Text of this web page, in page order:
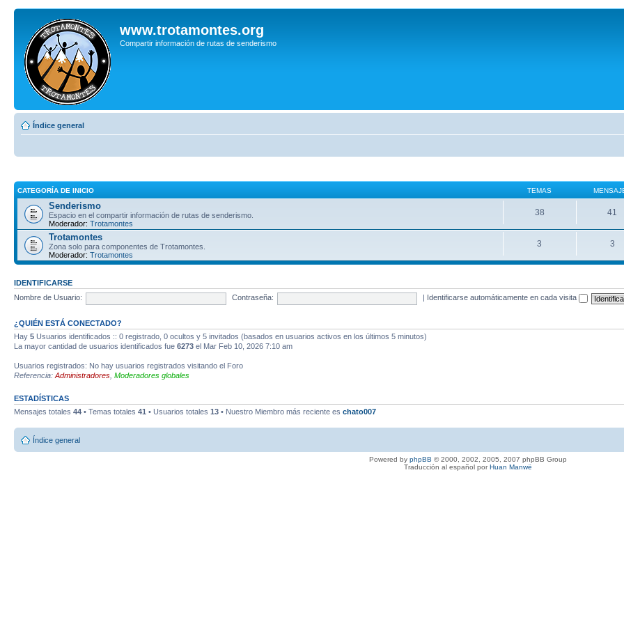
www.trotamontes.org
Compartir información de rutas de senderismo
Índice general
CATEGORÍA DE INICIO TEMAS
Senderismo
Espacio en el compartir información de rutas de senderismo.
Moderador: Trotamontes
38 41
Trotamontes
Zona solo para componentes de Trotamontes.
Moderador: Trotamontes
3 3
IDENTIFICARSE
Nombre de Usuario:
Contraseña: Identificarse automáticamente en cada visita
¿QUIÉN ESTÁ CONECTADO?
Hay 5 Usuarios identificados :: 0 registrado, 0 ocultos y 5 invitados (basados en usuarios activos en los últimos 5 minutos)
La mayor cantidad de usuarios identificados fue 6273 el Mar Feb 10, 2026 7:10 am
Usuarios registrados: No hay usuarios registrados visitando el Foro
Referencia: Administradores Moderadores globales
ESTADÍSTICAS
Mensajes totales 44 • Temas totales 41 • Usuarios totales 13 • Nuestro Miembro más reciente es chato007
Índice general
Powered by phpBB © 2000, 2002, 2005, 2007 phpBB Group
Traducción al español porHuan Manwë